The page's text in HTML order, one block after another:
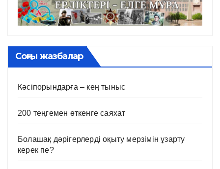
Соңғы жазбалар
Кәсіпорындарға – кең тыныс
200 теңгемен өткенге саяхат
Болашақ дәрігерлерді оқыту мерзімін ұзарту
керек пе?